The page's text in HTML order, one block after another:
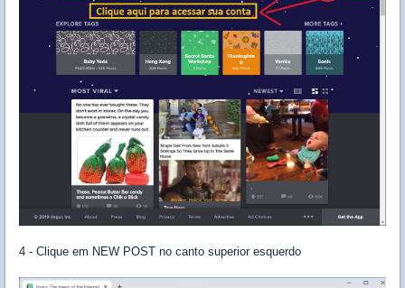
4 - Clique em NEW POST no canto superior esquerdo